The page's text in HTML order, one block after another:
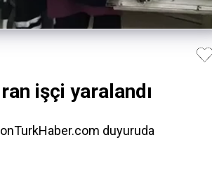
işçi yaralandı
duyuruda